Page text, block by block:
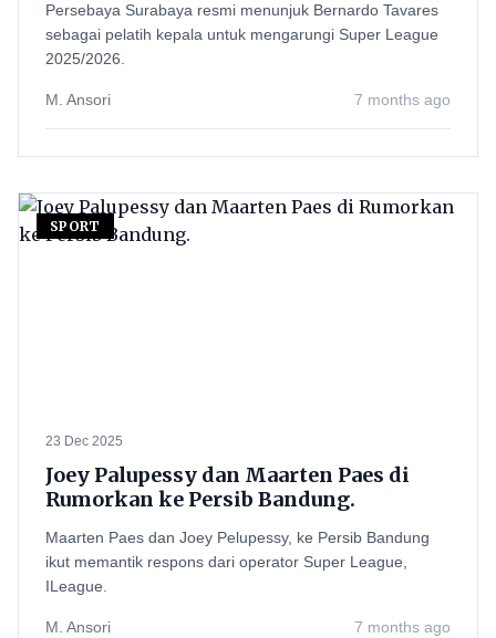
2025/2026
Persebaya Surabaya resmi menunjuk Bernardo Tavares
sebagai pelatih kepala untuk mengarungi Super League
2025/2026.
M. Ansori 7 months ago
SPORT
23 Dec 2025
Joey Palupessy dan Maarten Paes di
Rumorkan ke Persib Bandung.
Maarten Paes dan Joey Pelupessy, ke Persib Bandung
ikut memantik respons dari operator Super League,
ILeague.
M. Ansori 7 months ago